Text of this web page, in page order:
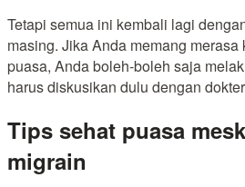
Tetapi semua ini kembali lagi
masing. Jika Anda memang
puasa, Anda boleh-boleh saja
harus diskusikan dulu dengan
Tips sehat puasa
migrain